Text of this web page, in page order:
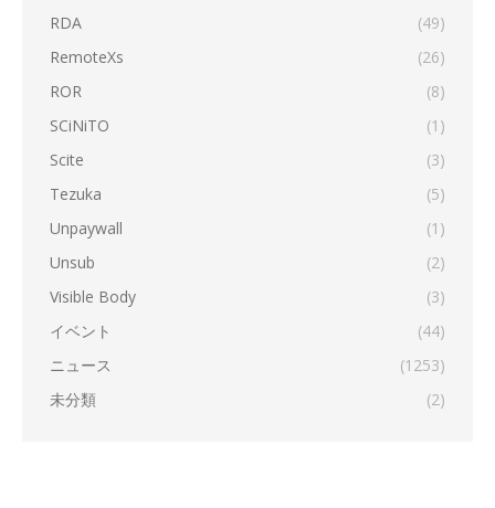
RDA
(49)
RemoteXs
(26)
ROR
(8)
SCiNiTO
(1)
Scite
(3)
Tezuka
(5)
Unpaywall
(1)
Unsub
(2)
Visible Body
(3)
イベント
(44)
ニュース
(1253)
未分類
(2)